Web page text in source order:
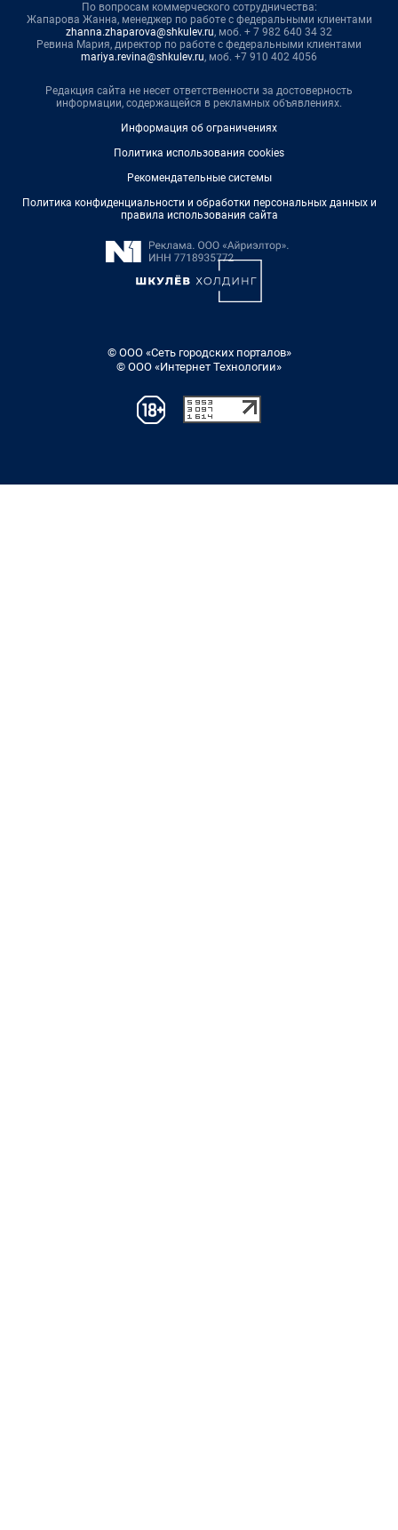
По вопросам коммерческого сотрудничества:
Жапарова Жанна, менеджер по работе с федеральными клиентами
zhanna.zhaparova@shkulev.ru, моб. + 7 982 640 34 32
Ревина Мария, директор по работе с федеральными клиентами
mariya.revina@shkulev.ru, моб. +7 910 402 4056
Редакция сайта не несет ответственности за достоверность
информации, содержащейся в рекламных объявлениях.
Информация об ограничениях
Политика использования cookies
Рекомендательные системы
Политика конфиденциальности и обработки персональных данных и
правила использования сайта
© ООО «Сеть городских порталов»
© ООО «Интернет Технологии»